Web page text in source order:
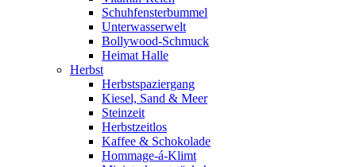
Schuhfensterbummel
Unterwasserwelt
Bollywood-Schmuck
Heimat Halle
Herbst
Herbstspaziergang
Kiesel, Sand & Meer
Steinzeit
Herbstzeitlos
Kaffee & Schokolade
Hommage-á-Klimt